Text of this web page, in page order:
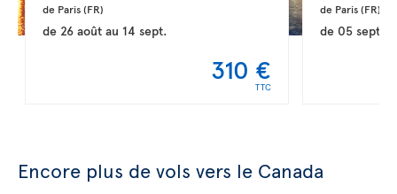
de Paris (FR)
de 26 aoûtau 14 sept.
310 €
TTC
de Paris (FR)
de 05 sept.
Encore plus de vols vers le Canada